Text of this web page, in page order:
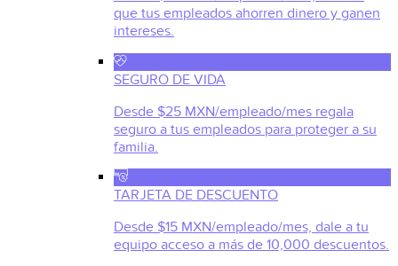
que tus empleados ahorren dinero y ganen
intereses.
SEGURO DE VIDA
Desde $25 MXN/empleado/mes regala
seguro a tus empleados para proteger a su
familia.
TARJETA DE DESCUENTO
Desde $15 MXN/empleado/mes, dale a tu
equipo acceso a más de 10,000 descuentos.